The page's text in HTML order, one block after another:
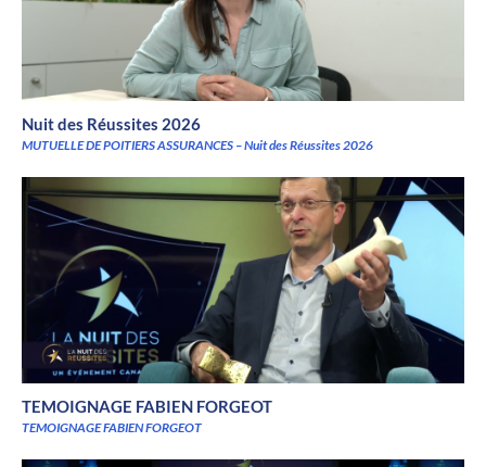
Nuit des Réussites 2026
MUTUELLE DE POITIERS ASSURANCES – Nuit des Réussites 2026
TEMOIGNAGE FABIEN FORGEOT
TEMOIGNAGE FABIEN FORGEOT